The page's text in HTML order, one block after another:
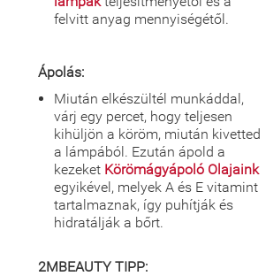
felvitt anyag mennyiségétől.
Ápolás:
Miután elkészültél munkáddal,
várj egy percet, hogy teljesen
kihüljön a köröm, miután kivetted
a lámpából. Ezután ápold a
kezeket Körömágyápoló Olajaink
egyikével, melyek A és E vitamint
tartalmaznak, így puhítják és
hidratálják a bőrt.
2MBEAUTY TIPP: